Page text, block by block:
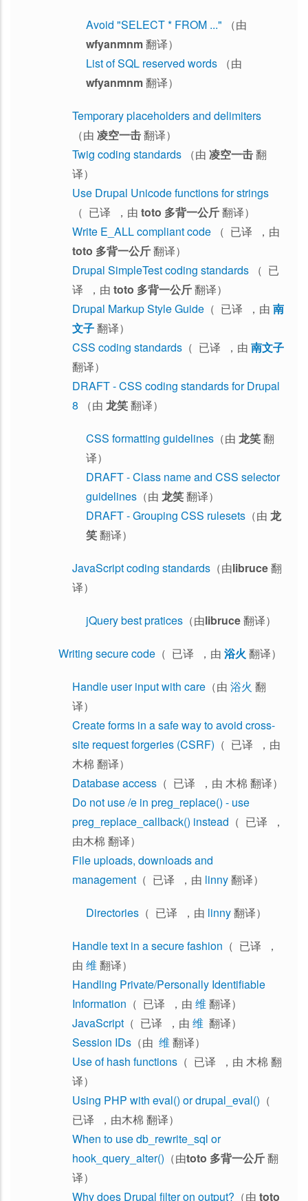
Avoid "SELECT * FROM ..." （由
wfyanmnm翻译）
List of SQL reserved words （由
wfyanmnm翻译）
Temporary placeholders and delimiters
（由 凌空一击翻译）
Twig coding standards （由 凌空一击翻
译）
Use Drupal Unicode functions for strings
（ 已译 ，由 toto 多背一公斤翻译）
Write E_ALL compliant code （ 已译 ，由
toto 多背一公斤翻译）
Drupal SimpleTest coding standards （ 已
译 ，由 toto 多背一公斤翻译）
Drupal Markup Style Guide （ 已译 ，由 南
文子翻译）
CSS coding standards （ 已译 ，由 南文子
翻译）
DRAFT - CSS coding standards for Drupal
8 （由 龙笑翻译）
CSS formatting guidelines （由 龙笑翻
译）
DRAFT - Class name and CSS selector
guidelines （由 龙笑翻译）
DRAFT - Grouping CSS rulesets （由 龙
笑翻译）
JavaScript coding standards （由libruce翻
译）
jQuery best pratices （由libruce翻译）
Writing secure code （ 已译 ，由 浴火 翻译）
Handle user input with care （由 浴火 翻
译）
Create forms in a safe way to avoid cross-
site request forgeries (CSRF) （ 已译 ，由
木棉 翻译）
Database access （ 已译 ，由 木棉 翻译）
Do not use /e in preg_replace() - use
preg_replace_callback() instead （ 已译 ，
由木棉 翻译）
File uploads, downloads and
management （ 已译 ，由 linny翻译）
Directories （ 已译 ，由 linny翻译）
Handle text in a secure fashion （ 已译 ，
由 维 翻译）
Handling Private/Personally Identifiable
Information （ 已译 ，由 维 翻译）
JavaScript （ 已译 ，由 维 翻译）
Session IDs （由 维 翻译）
Use of hash functions （ 已译 ，由 木棉 翻
译）
Using PHP with eval() or drupal_eval() （
已译 ，由木棉 翻译）
When to use db_rewrite_sql or
hook_query_alter() （由toto 多背一公斤翻
译）
Why does Drupal filter on output? （由 toto